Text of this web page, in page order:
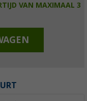
VAN MAXIMAAL 3